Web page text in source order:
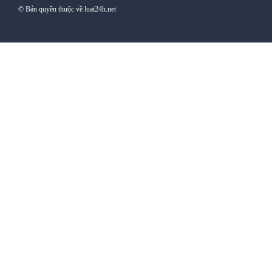
© Bản quyền thuộc về luat24h.net